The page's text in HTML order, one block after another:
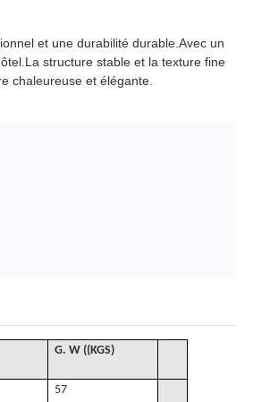
et une durabilité durable.Avec un
structure stable et la texture fine
chaleureuse et élégante.
G. W ((KGS)
57